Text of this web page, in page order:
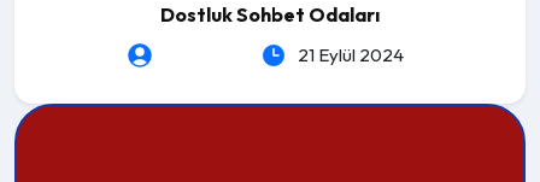
Dostluk Sohbet Odaları
21 Eylül 2024